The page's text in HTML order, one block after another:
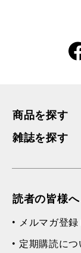
k
商品を探す
雑誌を探す
読者の皆様へ
メルマガ登録
定期購読につ